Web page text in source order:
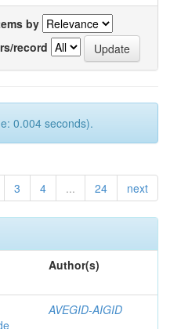
by
record
0.004 seconds).
3 4 ... 24 next
Author(s)
AVEGID-AIGID